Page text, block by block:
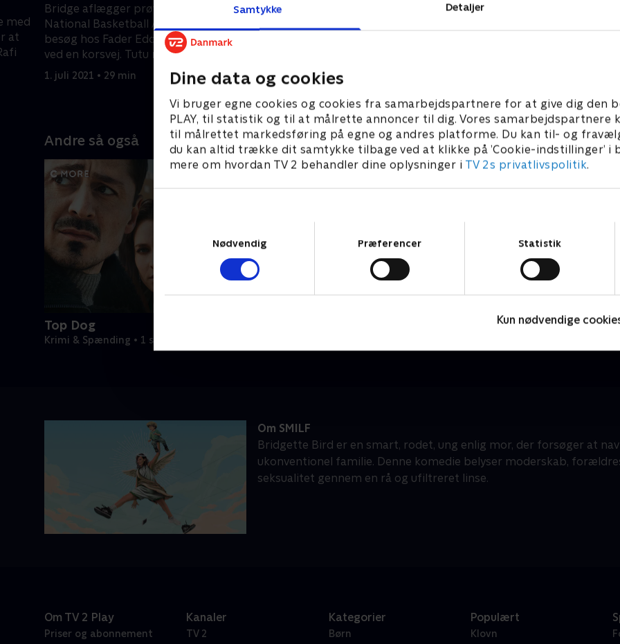
Samtykke Detaljer
Dine data og cookies
Vi bruger egne cookies og cookies fra samarbejdspartnere for at give dig den
PLAY, til statistik og til at målrette annoncer til dig. Vores samarbejdspartnere
til målrettet markedsføring på egne og andres platforme. Du kan til- og
du kan altid trække dit samtykke tilbage ved at klikke på ’Cookie-indstillinger’ i
mere om hvordan TV 2 behandler dine oplysninger i TV 2s privatlivspolitik.
Nødvendig
Præferencer Statistik
Kun nødvendige
med
at
Bridge aflægger prøve for Women’s
National Basketball Association. Et
besøg hos Fader Eddie efterlader Rafi
ved en korsvej. Tutu møder en fra sin
fortid.
1. juli 2021 • 29 min
Bridge, Eliza og Larry bruger dagen
1. juli 2021 • 27 min
Bridgette matcher op med
Andre så også
Top Dog
Krimi & Spænding • 1 sæsoner
Om SMILF
Bridgette Bird er en smart, rodet, ung enlig mor, der forsøger at
ukonventionel familie. Denne komedie belyser moderskab,
seksualitet gennem en rå og ufiltreret linse.
Om TV 2 Play
Priser og abonnement
Kanaler
TV 2
Kategorier
Børn
Populært
Klovn